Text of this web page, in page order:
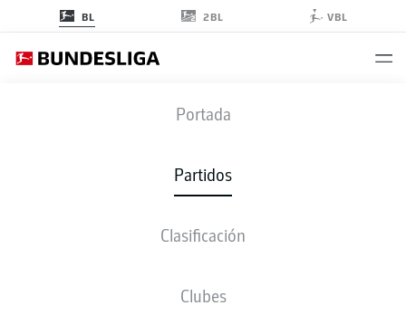
BL 2BL VBL
Portada
Partidos
Clasificación
Clubes
SCF - M05
0 0
ALINEACIONES ESTADÍSTICAS